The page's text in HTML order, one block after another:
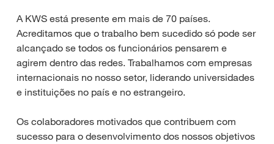
A KWS está presente em mais de 70 países.
Acreditamos que o trabalho bem sucedido só pode ser
alcançado se todos os funcionários pensarem e
agirem dentro das redes. Trabalhamos com empresas
internacionais no nosso setor, liderando universidades
e instituições no país e no estrangeiro.
Os colaboradores motivados que contribuem com
sucesso para o desenvolvimento dos nossos objetivos